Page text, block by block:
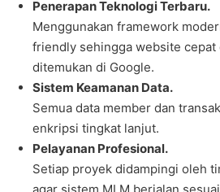
Penerapan Teknologi Terbaru.
Menggunakan framework
friendly sehingga website cepat
ditemukan di Google.
Sistem Keamanan Data.
Semua data member dan
enkripsi tingkat lanjut.
Pelayanan Profesional.
Setiap proyek didampingi oleh